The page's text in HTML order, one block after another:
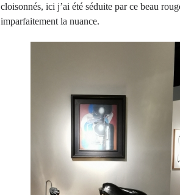
cloisonnés, ici j’ai été séduite par ce beau
imparfaitement la nuance.